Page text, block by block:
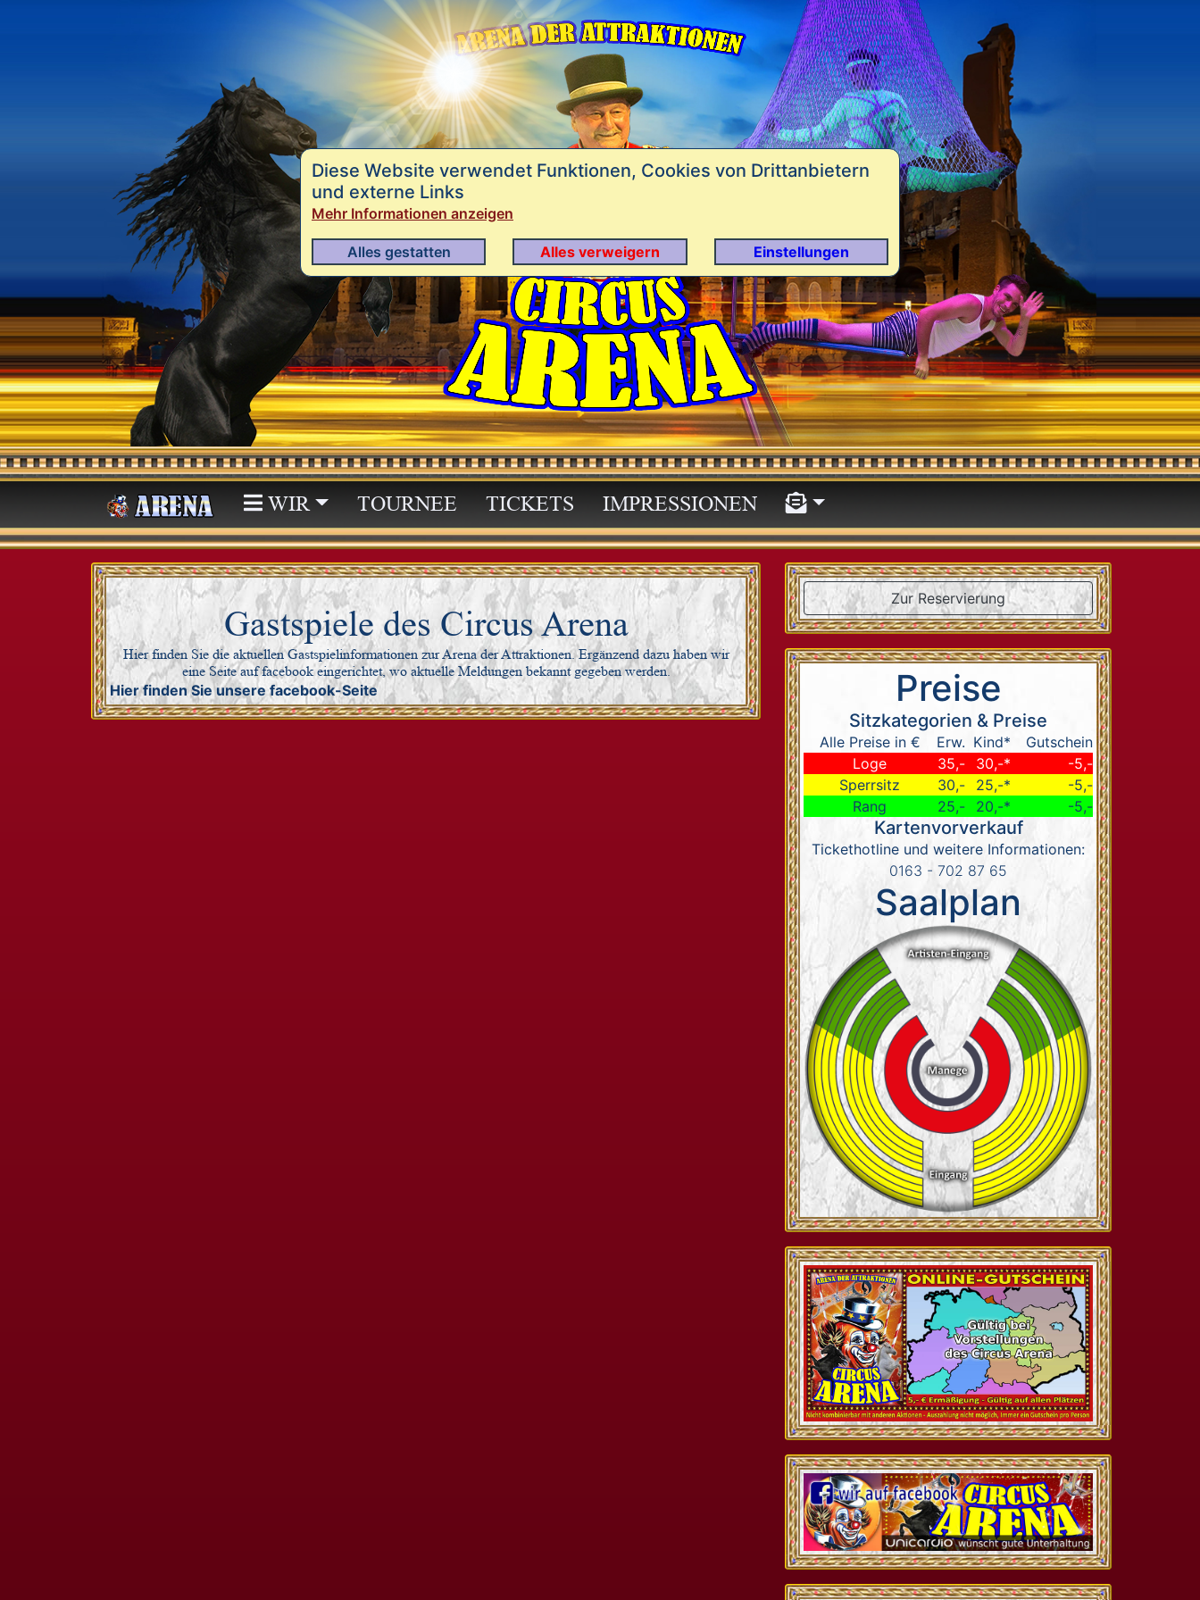
WIR TOURNEE TICKETS IMPRESSIONEN
Diese Website verwendet Funktionen, Cookies von Drittanbietern
und externe Links
Mehr Informationen anzeigen
Alles gestatten Alles verweigern Einstellungen
Gastspiele des Circus Arena
Hier finden Sie die aktuellen Gastspielinformationen zur Arena der Attraktionen. Ergänzend dazu haben wir
eine Seite auf facebook eingerichtet, wo aktuelle Meldungen bekannt gegeben werden.
Hier finden Sie unsere facebook-Seite
Zur Reservierung
Preise
Sitzkategorien & Preise
Alle Preise in € Erw. Kind*
Gutschein
Loge
35,- 30,-*
-5,-
Sperrsitz
30,- 25,-*
-5,-
Rang
25,- 20,-* -5,-
Kartenvorverkauf
Tickethotline und weitere Informationen:
0163 - 702 87 65
Saalplan